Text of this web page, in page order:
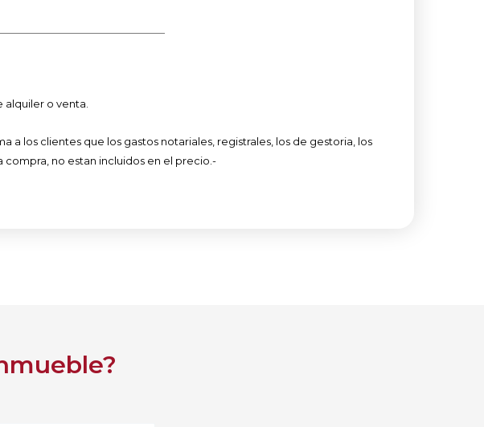
o venta.
a los clientes que los gastos notariales, registrales, los de gestoria, los
compra, no estan incluidos en el precio.-